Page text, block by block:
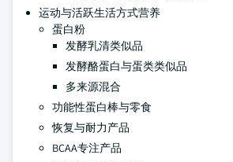
运动与活跃生活方式营养
蛋白粉
发酵乳清类似品
发酵酪蛋白与蛋类类似品
多来源混合
功能性蛋白棒与零食
恢复与耐力产品
BCAA专注产品